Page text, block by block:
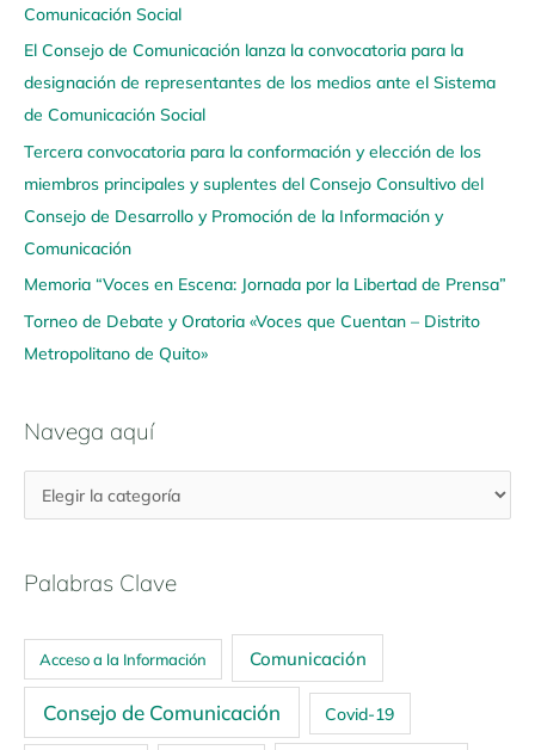
Comunicación Social
El Consejo de Comunicación lanza la convocatoria para la
designación de representantes de los medios ante el Sistema
de Comunicación Social
Tercera convocatoria para la conformación y elección de los
miembros principales y suplentes del Consejo Consultivo del
Consejo de Desarrollo y Promoción de la Información y
Comunicación
Memoria “Voces en Escena: Jornada por la Libertad de Prensa”
Torneo de Debate y Oratoria «Voces que Cuentan – Distrito
Metropolitano de Quito»
Navega aquí
g
a
a
q
u
í
Palabras Clave
Acceso a la Información Comunicación
Consejo de Comunicación Covid-19